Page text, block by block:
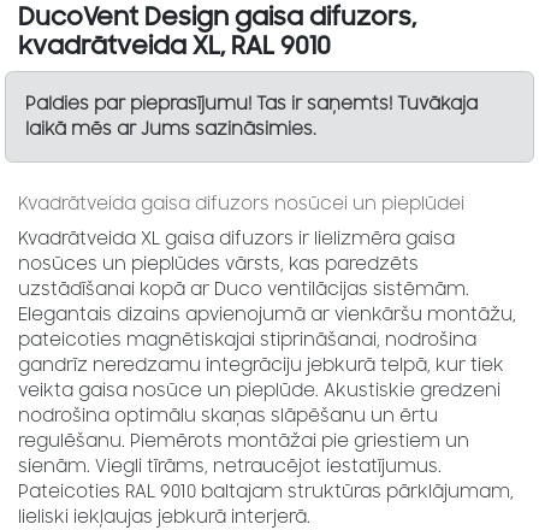
DucoVent Design gaisa difuzors,
kvadrātveida XL, RAL 9010
Paldies par pieprasījumu! Tas ir saņemts! Tuvākaja
laikā mēs ar Jums sazināsimies.
Kvadrātveida gaisa difuzors nosūcei un pieplūdei
Kvadrātveida XL gaisa difuzors ir lielizmēra gaisa
nosūces un pieplūdes vārsts, kas paredzēts
uzstādīšanai kopā ar Duco ventilācijas sistēmām.
Elegantais dizains apvienojumā ar vienkāršu montāžu,
pateicoties magnētiskajai stiprināšanai, nodrošina
gandrīz neredzamu integrāciju jebkurā telpā, kur tiek
veikta gaisa nosūce un pieplūde. Akustiskie gredzeni
nodrošina optimālu skaņas slāpēšanu un ērtu
regulēšanu. Piemērots montāžai pie griestiem un
sienām. Viegli tīrāms, netraucējot iestatījumus.
Pateicoties RAL 9010 baltajam struktūras pārklājumam,
lieliski iekļaujas jebkurā interjerā.